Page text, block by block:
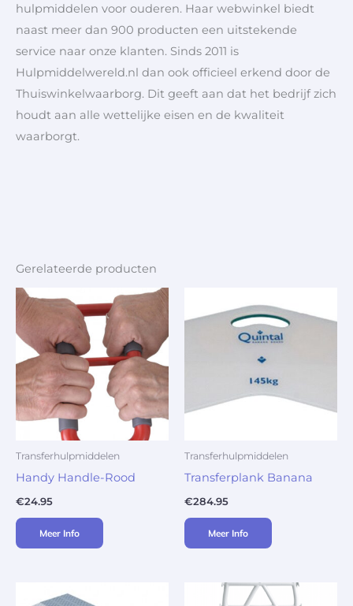
hulpmiddelen voor ouderen. Haar webwinkel biedt
naast meer dan 900 producten een uitstekende
service naar onze klanten. Sinds 2011 is
Hulpmiddelwereld.nl dan ook officieel erkend door de
Thuiswinkelwaarborg. Dit geeft aan dat het bedrijf zich
houdt aan alle wettelijke eisen en de kwaliteit
waarborgt.
Gerelateerde producten
Transferhulpmiddelen
Handy Handle-Rood
€24.95
Meer Info
Transferhulpmiddelen
Transferplank Banana
€284.95
Meer Info